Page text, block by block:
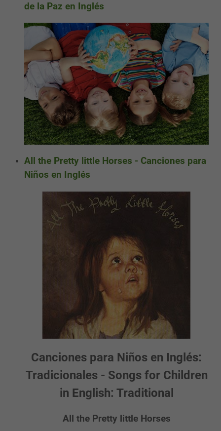
de la Paz en Inglés
All the Pretty little Horses - Canciones para
Niños en Inglés
Canciones para Niños en Inglés:
Tradicionales - Songs for Children
in English: Traditional
All the Pretty little Horses